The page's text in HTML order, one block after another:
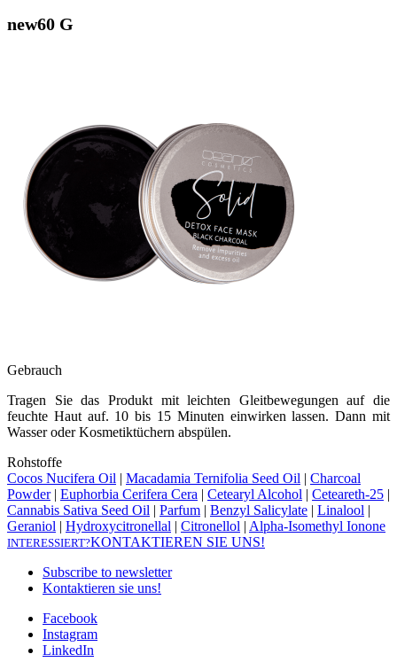
new60 G
Gebrauch
Tragen Sie das Produkt mit leichten Gleitbewegungen auf die
feuchte Haut auf. 10 bis 15 Minuten einwirken lassen. Dann mit
Wasser oder Kosmetiktüchern abspülen.
Rohstoffe
Cocos Nucifera Oil | Macadamia Ternifolia Seed Oil | Charcoal
Powder | Euphorbia Cerifera Cera | Cetearyl Alcohol | Ceteareth-25 |
Cannabis Sativa Seed Oil | Parfum | Benzyl Salicylate | Linalool |
Geraniol | Hydroxycitronellal | Citronellol | Alpha-Isomethyl Ionone
INTERESSIERT?KONTAKTIEREN SIE UNS!
Subscribe to newsletter
Kontaktieren sie uns!
Facebook
Instagram
LinkedIn